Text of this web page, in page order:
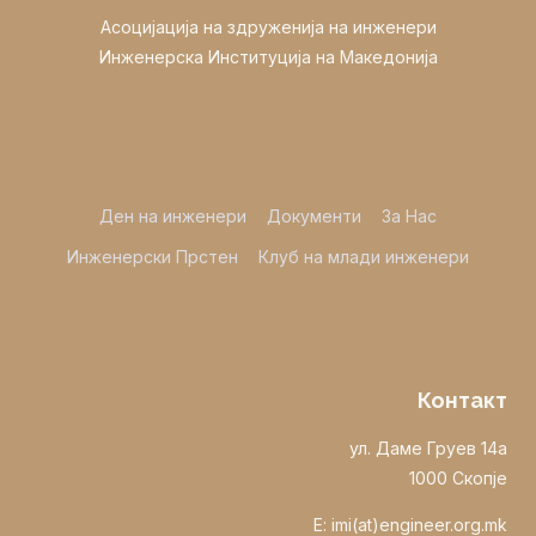
Асоцијација на здруженија на инженери
Инженерска Институција на Македонија
Ден на инженери Документи
За Нас
Инженерски Прстен
Клуб на млади инженери
Контакт
ул. Даме Груев 14а
1000 Скопје
E: imi(at)engineer.org.mk